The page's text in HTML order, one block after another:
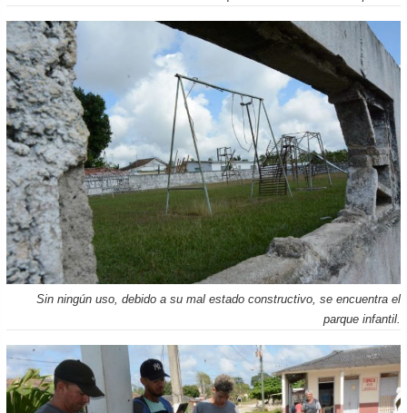
Sin ningún uso, debido a su mal estado constructivo, se encuentra el
parque infantil.